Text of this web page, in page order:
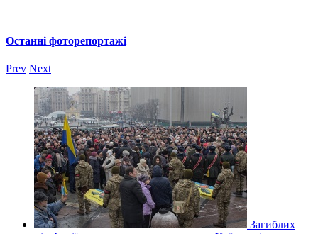
Останні фоторепортажі
Prev Next
Загиблих